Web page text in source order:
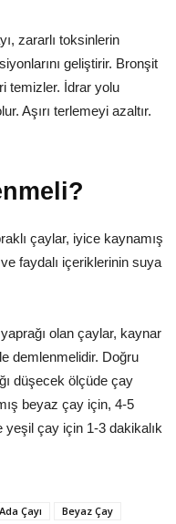
zararlı toksinlerin
geliştirir. Bronşit
temizler. İdrar yolu
Aşırı terlemeyi azaltır.
çaylar, iyice kaynamış
faydalı içeriklerinin suya
olan çaylar, kaynar
demlenmelidir. Doğru
düşecek ölçüde çay
beyaz çay için, 4-5
çay için 1-3 dakikalık
Ada Çayı
Beyaz Çay